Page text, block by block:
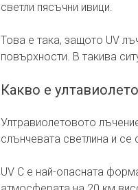
светли пясъчни ивици.
Това е така, защото UV
повърхности. В такива
Какво е
Ултравиолетовото
слънчевата светлина и се
UV C е най-опасната